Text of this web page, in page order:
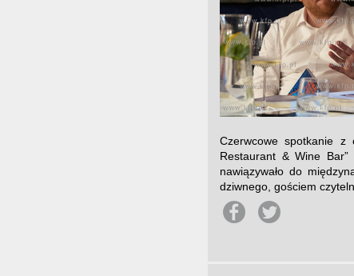
Czerwcowe spotkanie z
Restaurant & Wine
nawiązywało do
dziwnego, gościem